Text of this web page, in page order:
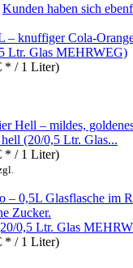
Kunden haben sich
Ltr. Glas MEHRWEG)
* / 1 Liter)
(20/0,5 Ltr. Glas...
* / 1 Liter)
0,5 Ltr. Glas
* / 1 Liter)